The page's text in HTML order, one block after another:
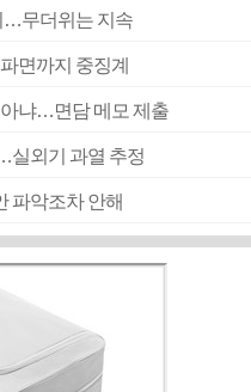
…무더위는 지속
면까지 중징계
냐…면담 메모 제출
실외기 과열 추정
파악조차 안해